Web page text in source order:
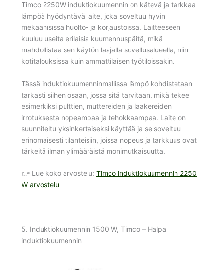
Timco 2250W induktiokuumennin on kätevä ja tarkkaa
lämpöä hyödyntävä laite, joka soveltuu hyvin
mekaanisissa huolto- ja korjaustöissä. Laitteeseen
kuuluu useita erilaisia kuumennuspäitä, mikä
mahdollistaa sen käytön laajalla sovellusalueella, niin
kotitalouksissa kuin ammattilaisen työtiloissakin.
Tässä induktiokuumenninmallissa lämpö kohdistetaan
tarkasti siihen osaan, jossa sitä tarvitaan, mikä tekee
esimerkiksi pulttien, muttereiden ja laakereiden
irrotuksesta nopeampaa ja tehokkaampaa. Laite on
suunniteltu yksinkertaiseksi käyttää ja se soveltuu
erinomaisesti tilanteisiin, joissa nopeus ja tarkkuus ovat
tärkeitä ilman ylimääräistä monimutkaisuutta.
👉 Lue koko arvostelu: Timco induktiokuumennin 2250
W arvostelu
5. Induktiokuumennin 1500 W, Timco – Halpa
induktiokuumennin